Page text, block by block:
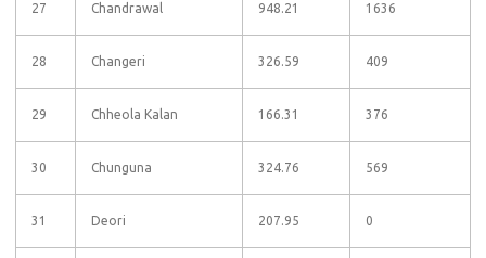
27 Chandrawal 948.21 1636
28 Changeri 326.59 409
29 Chheola Kalan 166.31 376
30 Chunguna 324.76 569
31 Deori 207.95 0